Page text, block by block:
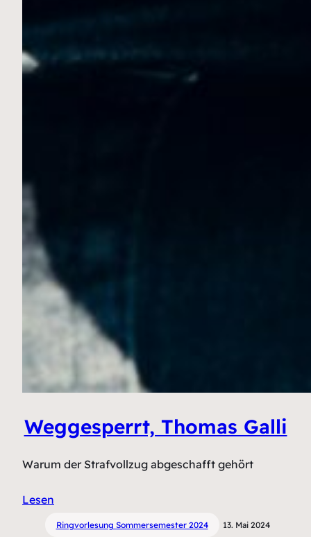
Weggesperrt, Thomas Galli
Warum der Strafvollzug abgeschafft gehört
Lesen
Ringvorlesung Sommersemester 2024 13. Mai 2024